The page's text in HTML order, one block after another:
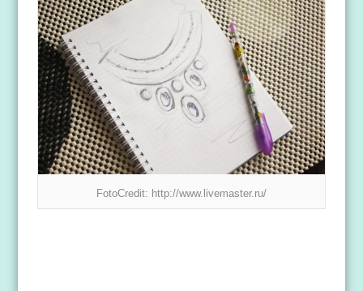
FotoCredit: http://www.livemaster.ru/